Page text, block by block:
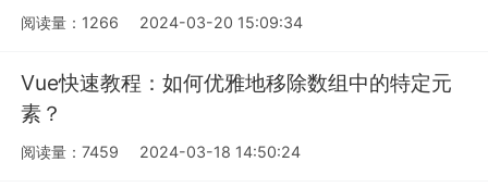
阅读量：1266 2024-03-20 15:09:34
Vue快速教程：如何优雅地移除数组中的特定元
素？
阅读量：7459 2024-03-18 14:50:24